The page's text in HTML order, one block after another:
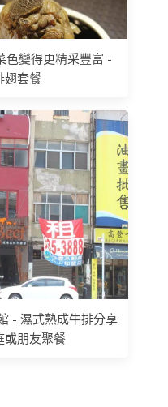
色變得更精采豐富 -
翅套餐
- 濕式熟成牛排分享
或朋友聚餐